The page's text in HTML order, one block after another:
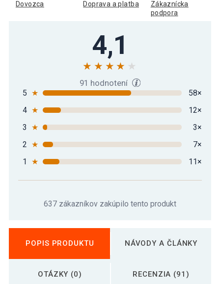
Gorilla Sports Kettlebell činka, plast,
čierna, 6 kg
Gorilla Sports Kettlebell činka, plast,
plast, čierna, 24 kg
plast, čierna, 30 kg
Dovozca Doprava a platba
Zákaznícka
podpora
4,1
91 hodnotení
5 ★
58×
4 ★
12×
3
★
3×
2 ★
7×
1
★ 11×
637 zákazníkov zakúpilo tento produkt
POPIS PRODUKTU NÁVODY A ČLÁNKY
OTÁZKY (0) RECENZIA (91)